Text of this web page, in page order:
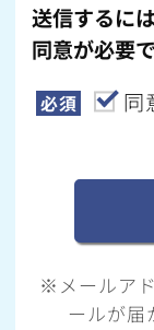
送信するに
同意が必要で
必須 同
※メールア
ールが届